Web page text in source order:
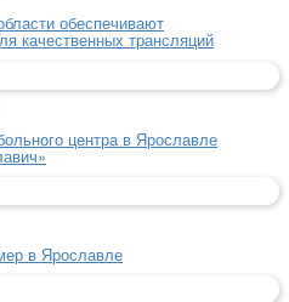
обеспечивают
качественных трансляций
центра в Ярославле
в Ярославле